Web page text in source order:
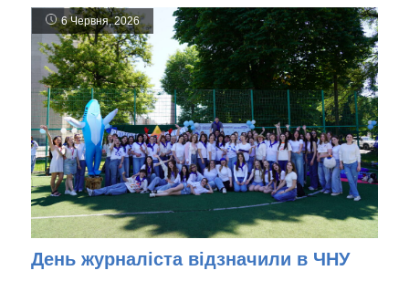
6 Червня, 2026
День журналіста відзначили в ЧНУ